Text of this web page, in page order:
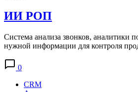
ИИ РОП
Система анализа звонков, аналитики
нужной информации для контроля
0
CRM